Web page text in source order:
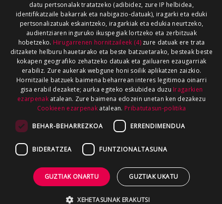
datu pertsonalak tratatzeko (adibidez, zure IP helbidea,
identifikatzaile bakarrak eta nabigazio-datuak), iragarki eta eduki
pertsonalizatuak eskaintzeko, iragarkiak eta edukia neurtzeko,
audientziaren inguruko ikuspegiak lortzeko eta zerbitzuak
hobetzeko. Hirugarrenen hornitzaileek (4)zure datuak ere trata
ditzakete helburu hauetarako eta beste batzuetarako, besteak beste
kokapen geografiko zehatzeko datuak eta gailuaren ezaugarriak
erabiliz. Zure aukerak webgune honi soilik aplikatzen zaizkio.
Hornitzaile batzuek baimena beharrean interes legitimoa oinarri
gisa erabil dezakete; aurka egiteko eskubidea duzu Iragarkien
ezarpenakatalean. Zure baimena edozein unetan ken dezakezu
Cookieen ezarpenak atalean. Pribatutasun-politika
BEHAR-BEHARREZKOA ERRENDIMENDUA
BIDERATZEA FUNTZIONALTASUNA
GUZTIAK ONARTU GUZTIAK UKATU
XEHETASUNAK ERAKUTSI